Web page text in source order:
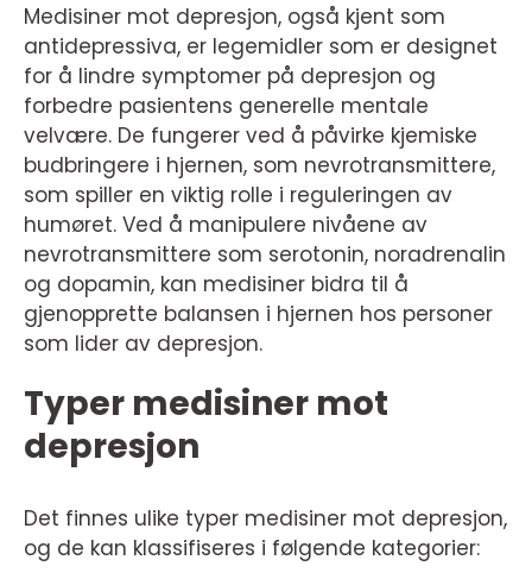
Medisiner mot depresjon, også kjent som
antidepressiva, er legemidler som er designet
for å lindre symptomer på depresjon og
forbedre pasientens generelle mentale
velvære. De fungerer ved å påvirke kjemiske
budbringere i hjernen, som nevrotransmittere,
som spiller en viktig rolle i reguleringen av
humøret. Ved å manipulere nivåene av
nevrotransmittere som serotonin, noradrenalin
og dopamin, kan medisiner bidra til å
gjenopprette balansen i hjernen hos personer
som lider av depresjon.
Typer medisiner mot
depresjon
Det finnes ulike typer medisiner mot depresjon,
og de kan klassifiseres i følgende kategorier: